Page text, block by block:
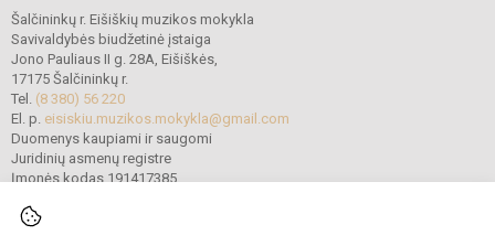
Šalčininkų r. Eišiškių muzikos mokykla
Savivaldybės biudžetinė įstaiga
Jono Pauliaus II g. 28A, Eišiškės,
17175 Šalčininkų r.
Tel. (8 380) 56 220
El. p. eisiskiu.muzikos.mokykla@gmail.com
Duomenys kaupiami ir saugomi
Juridinių asmenų registre
Įmonės kodas 191417385